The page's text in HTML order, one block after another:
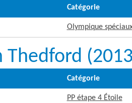
Catégorie
Olympique
Thedford
Catégorie
PP étape 4 Étoile